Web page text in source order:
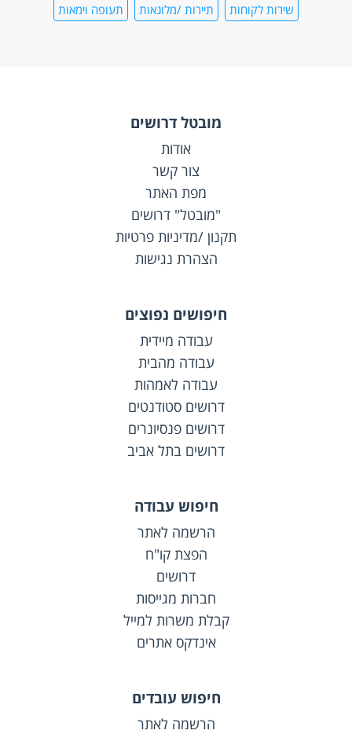
שירות לקוחות
תיירות /מלונאות תעופה וימאות
מובטל דרושים
אודות
צור קשר
מפת האתר
"מובטל" דרושים
תקנון /מדיניות פרטיות
הצהרת נגישות
חיפושים נפוצים
עבודה מיידית
עבודה מהבית
עבודה לאמהות
דרושים סטודנטים
דרושים פנסיונרים
דרושים בתל אביב
חיפוש עבודה
הרשמה לאתר
הפצת קו"ח
דרושים
חברות מגייסות
קבלת משרות למייל
אינדקס אתרים
חיפוש עובדים
הרשמה לאתר